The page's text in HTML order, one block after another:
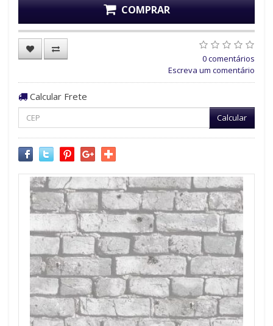
COMPRAR
0 comentários
Escreva um comentário
Calcular Frete
Calcular